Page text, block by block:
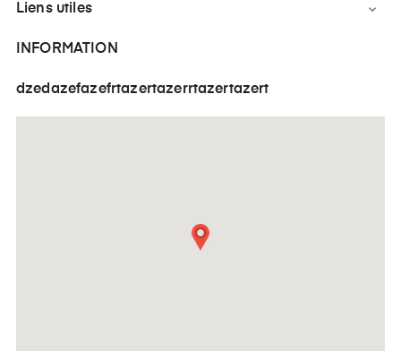
Liens utiles 
INFORMATION
dzedazefazefrtazertazerrtazertazert